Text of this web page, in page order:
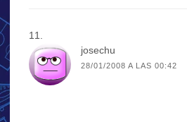
josechu
28/01/2008 A LAS 00:42